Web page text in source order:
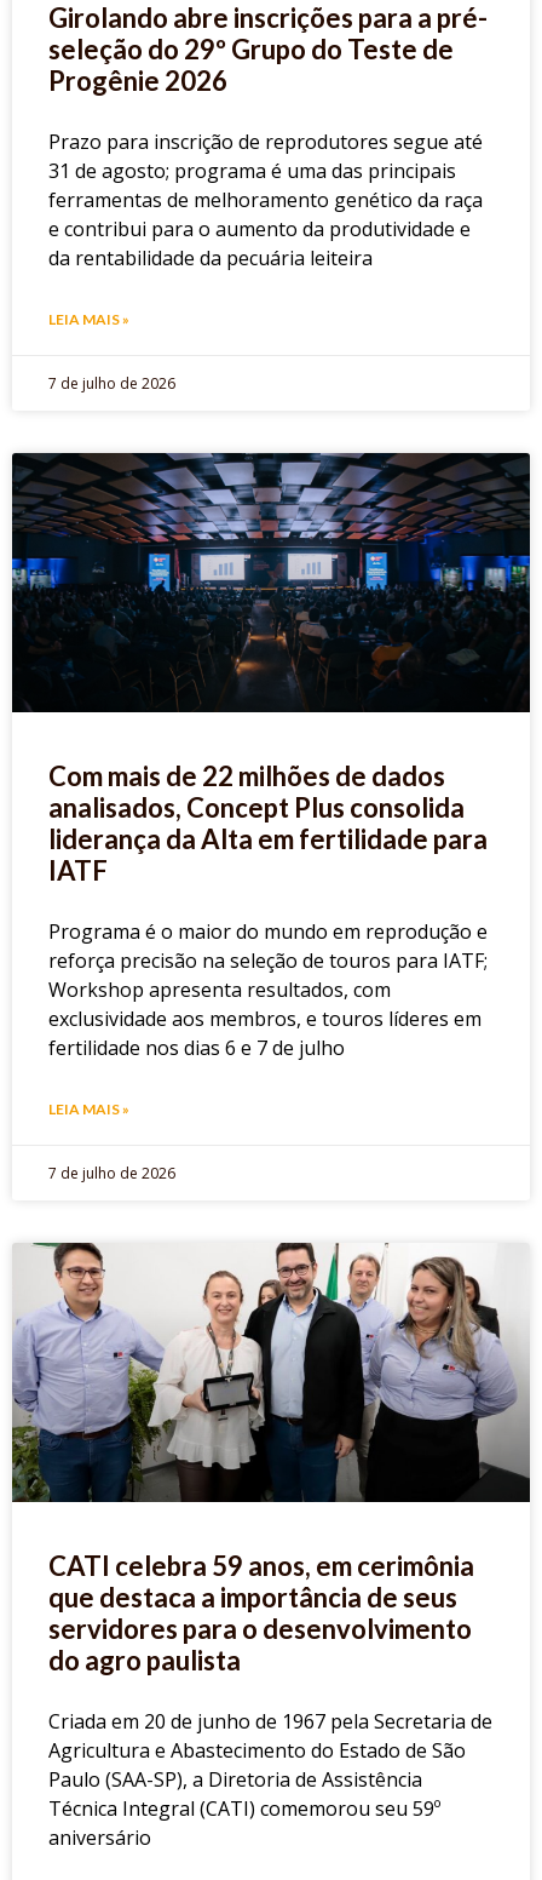
Girolando abre inscrições para a pré-
seleção do 29º Grupo do Teste de
Progênie 2026
Prazo para inscrição de reprodutores segue até
31 de agosto; programa é uma das principais
ferramentas de melhoramento genético da raça
e contribui para o aumento da produtividade e
da rentabilidade da pecuária leiteira
LEIA MAIS »
7 de julho de 2026
Com mais de 22 milhões de dados
analisados, Concept Plus consolida
liderança da Alta em fertilidade para
IATF
Programa é o maior do mundo em reprodução e
reforça precisão na seleção de touros para IATF;
Workshop apresenta resultados, com
exclusividade aos membros, e touros líderes em
fertilidade nos dias 6 e 7 de julho
LEIA MAIS »
7 de julho de 2026
CATI celebra 59 anos, em cerimônia
que destaca a importância de seus
servidores para o desenvolvimento
do agro paulista
Criada em 20 de junho de 1967 pela Secretaria de
Agricultura e Abastecimento do Estado de São
Paulo (SAA-SP), a Diretoria de Assistência
Técnica Integral (CATI) comemorou seu 59º
aniversário